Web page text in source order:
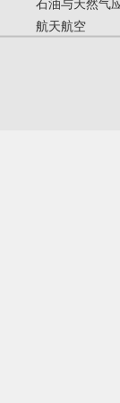
石油与天然气
航天航空